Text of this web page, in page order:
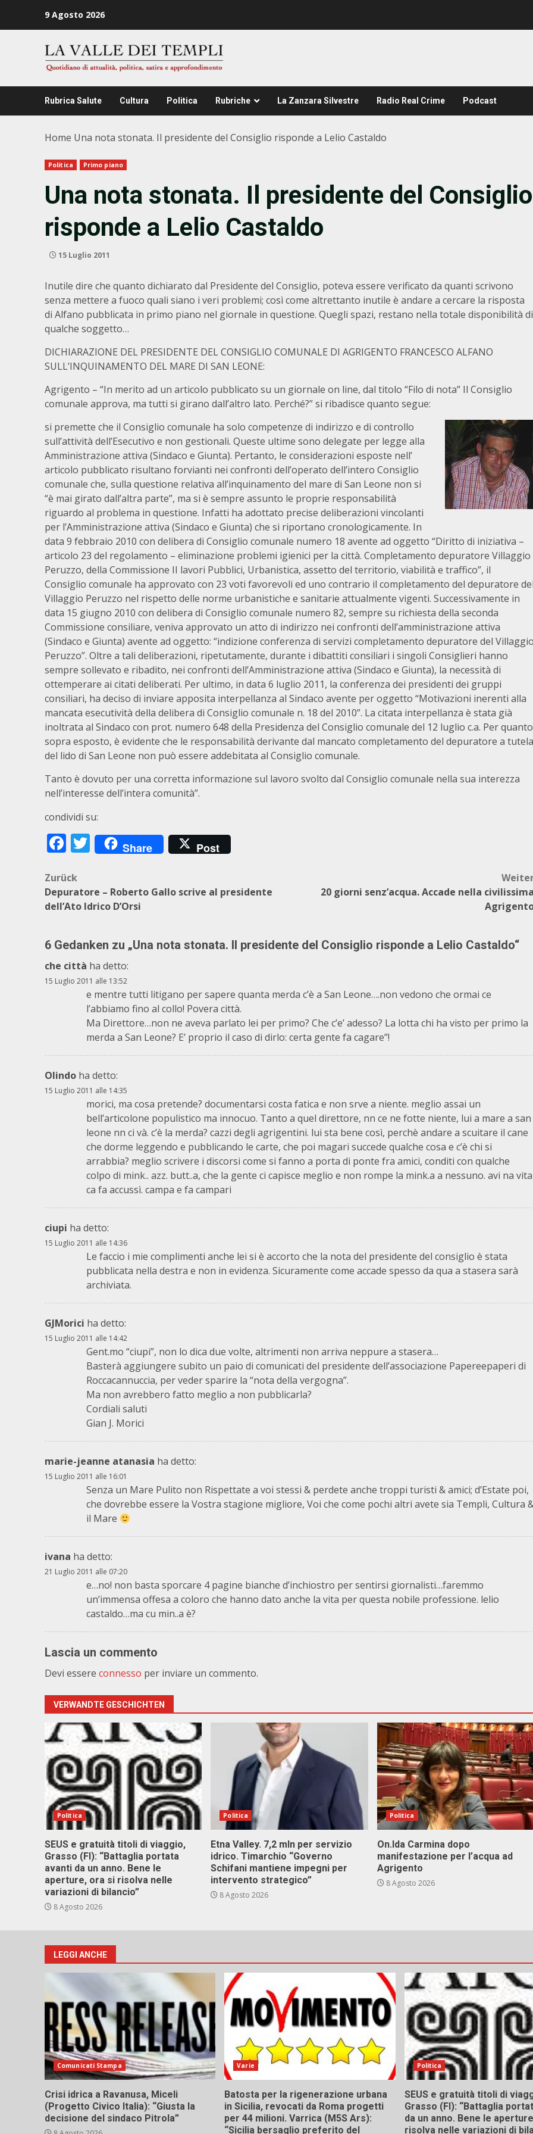
9 Agosto 2026
Rubrica Salute Cultura Politica Rubriche La Zanzara Silvestre Radio Real Crime Podcast
Home Una nota stonata. Il presidente del Consiglio risponde a Lelio Castaldo
Politica Primo piano
Una nota stonata. Il presidente del Consiglio
risponde a Lelio Castaldo
15 Luglio 2011
Inutile dire che quanto dichiarato dal Presidente del Consiglio, poteva essere verificato da quanti scrivono
senza mettere a fuoco quali siano i veri problemi; così come altrettanto inutile è andare a cercare la risposta
di Alfano pubblicata in primo piano nel giornale in questione. Quegli spazi, restano nella totale disponibilità di
qualche soggetto…
DICHIARAZIONE DEL PRESIDENTE DEL CONSIGLIO COMUNALE DI AGRIGENTO FRANCESCO ALFANO
SULL’INQUINAMENTO DEL MARE DI SAN LEONE:
Agrigento – “In merito ad un articolo pubblicato su un giornale on line, dal titolo “Filo di nota” Il Consiglio
comunale approva, ma tutti si girano dall’altro lato. Perché?” si ribadisce quanto segue:
si premette che il Consiglio comunale ha solo competenze di indirizzo e di controllo
sull’attività dell’Esecutivo e non gestionali. Queste ultime sono delegate per legge alla
Amministrazione attiva (Sindaco e Giunta). Pertanto, le considerazioni esposte nell’
articolo pubblicato risultano forvianti nei confronti dell’operato dell’intero Consiglio
comunale che, sulla questione relativa all’inquinamento del mare di San Leone non si
“è mai girato dall’altra parte”, ma si è sempre assunto le proprie responsabilità
riguardo al problema in questione. Infatti ha adottato precise deliberazioni vincolanti
per l’Amministrazione attiva (Sindaco e Giunta) che si riportano cronologicamente. In
data 9 febbraio 2010 con delibera di Consiglio comunale numero 18 avente ad oggetto “Diritto di iniziativa –
articolo 23 del regolamento – eliminazione problemi igienici per la città. Completamento depuratore Villaggio
Peruzzo, della Commissione II lavori Pubblici, Urbanistica, assetto del territorio, viabilità e traffico”, il
Consiglio comunale ha approvato con 23 voti favorevoli ed uno contrario il completamento del depuratore
Villaggio Peruzzo nel rispetto delle norme urbanistiche e sanitarie attualmente vigenti. Successivamente in
data 15 giugno 2010 con delibera di Consiglio comunale numero 82, sempre su richiesta della seconda
Commissione consiliare, veniva approvato un atto di indirizzo nei confronti dell’amministrazione attiva
(Sindaco e Giunta) avente ad oggetto: “indizione conferenza di servizi completamento depuratore del
Peruzzo”. Oltre a tali deliberazioni, ripetutamente, durante i dibattiti consiliari i singoli Consiglieri hanno
sempre sollevato e ribadito, nei confronti dell’Amministrazione attiva (Sindaco e Giunta), la necessità di
ottemperare ai citati deliberati. Per ultimo, in data 6 luglio 2011, la conferenza dei presidenti dei gruppi
consiliari, ha deciso di inviare apposita interpellanza al Sindaco avente per oggetto “Motivazioni inerenti alla
mancata esecutività della delibera di Consiglio comunale n. 18 del 2010”. La citata interpellanza è stata già
inoltrata al Sindaco con prot. numero 648 della Presidenza del Consiglio comunale del 12 luglio c.a. Per quanto
sopra esposto, è evidente che le responsabilità derivante dal mancato completamento del depuratore a tutela
del lido di San Leone non può essere addebitata al Consiglio comunale.
Tanto è dovuto per una corretta informazione sul lavoro svolto dal Consiglio comunale nella sua interezza
nell’interesse dell’intera comunità”.
condividi su:
Facebook
Twitter
Share Post
Beitragsnavigation
Zurück
Depuratore – Roberto Gallo scrive al presidente
dell’Ato Idrico D’Orsi
20 giorni senz’acqua. Accade nella
6 Gedanken zu „Una nota stonata. Il presidente del Consiglio risponde a Lelio Castaldo“
che città ha detto:
15 Luglio 2011 alle 13:52
e mentre tutti litigano per sapere quanta merda c’è a San Leone….non vedono che ormai ce
l’abbiamo fino al collo! Povera città.
Ma Direttore…non ne aveva parlato lei per primo? Che c’e’ adesso? La lotta chi ha visto per primo la
merda a San Leone? E’ proprio il caso di dirlo: certa gente fa cagare”!
Olindo ha detto:
15 Luglio 2011 alle 14:35
morici, ma cosa pretende? documentarsi costa fatica e non srve a niente. meglio assai un
bell’articolone populistico ma innocuo. Tanto a quel direttore, nn ce ne fotte niente, lui a mare a san
leone nn ci và. c’è la merda? cazzi degli agrigentini. lui sta bene così, perchè andare a scuitare il cane
che dorme leggendo e pubblicando le carte, che poi magari succede qualche cosa e c’è chi si
arrabbia? meglio scrivere i discorsi come si fanno a porta di ponte fra amici, conditi con qualche
colpo di mink.. azz. butt..a, che la gente ci capisce meglio e non rompe la mink.a a nessuno. avi na vita
ca fa accussì. campa e fa campari
ciupi ha detto:
15 Luglio 2011 alle 14:36
Le faccio i mie complimenti anche lei si è accorto che la nota del presidente del consiglio è stata
pubblicata nella destra e non in evidenza. Sicuramente come accade spesso da qua a stasera sarà
archiviata.
GJMorici ha detto:
15 Luglio 2011 alle 14:42
Gent.mo “ciupi”, non lo dica due volte, altrimenti non arriva neppure a stasera…
Basterà aggiungere subito un paio di comunicati del presidente dell’associazione Papereepaperi di
Roccacannuccia, per veder sparire la “nota della vergogna”.
Ma non avrebbero fatto meglio a non pubblicarla?
Cordiali saluti
Gian J. Morici
marie-jeanne atanasia ha detto:
15 Luglio 2011 alle 16:01
Senza un Mare Pulito non Rispettate a voi stessi & perdete anche troppi turisti & amici; d’Estate poi,
che dovrebbe essere la Vostra stagione migliore, Voi che come pochi altri avete sia Templi, Cultura
il Mare
ivana ha detto:
21 Luglio 2011 alle 07:20
e…no! non basta sporcare 4 pagine bianche d’inchiostro per sentirsi giornalisti…faremmo
un’immensa offesa a coloro che hanno dato anche la vita per questa nobile professione. lelio
castaldo…ma cu min..a è?
Lascia un commento
Devi essere connesso per inviare un commento.
VERWANDTE GESCHICHTEN
Politica
SEUS e gratuità titoli di viaggio,
Grasso (FI): “Battaglia portata
avanti da un anno. Bene le
aperture, ora si risolva nelle
variazioni di bilancio”
8 Agosto 2026
Politica
Etna Valley. 7,2 mln per servizio
idrico. Timarchio “Governo
Schifani mantiene impegni per
intervento strategico”
8 Agosto 2026
Politica
On.Ida Carmina dopo
manifestazione per l’acqua ad
Agrigento
8 Agosto 2026
LEGGI ANCHE
Comunicati Stampa
Crisi idrica a Ravanusa, Miceli
(Progetto Civico Italia): “Giusta la
decisione del sindaco Pitrola”
Varie
Batosta per la rigenerazione urbana
in Sicilia, revocati da Roma progetti
per 44 milioni. Varrica (M5S Ars):
“Sicilia bersaglio preferito del
Politica
SEUS e gratuità titoli di
Grasso (FI): “Battaglia
da un anno. Bene le
risolva nelle variazioni di